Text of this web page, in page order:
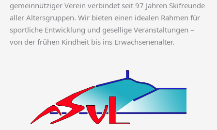
gemeinnütziger Verein verbindet seit 97 Jahren Skifreunde
aller Altersgruppen. Wir bieten einen idealen Rahmen für
sportliche Entwicklung und gesellige Veranstaltungen –
von der frühen Kindheit bis ins Erwachsenenalter.